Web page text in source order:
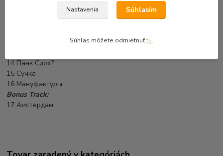
9 Песня Про Дискотеку (Стёб)
14 Панк Сдох?
15 Сучка
16 Мануфактуры
Bonus Track:
17 Амстердам
Nastavenia Súhlasím
Súhlas môžete odmietnuťtu.